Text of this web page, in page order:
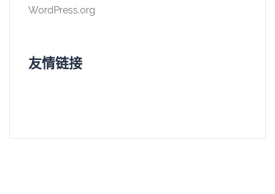
WordPress.org
友情链接